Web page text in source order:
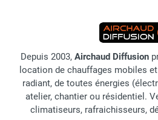
Depuis 2003, Airchaud Diffusion
location de chauffages mobiles
radiant, de toutes énergies
atelier, chantier ou résidentiel.
climatiseurs, rafraichisseurs,